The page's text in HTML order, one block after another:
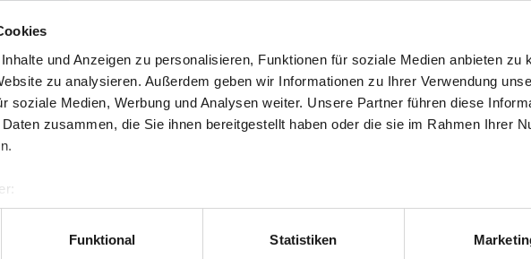
und Anzeigen zu personalisieren, Funktionen für soziale Medien anbieten zu
zu analysieren. Außerdem geben wir Informationen zu Ihrer Verwendung
soziale Medien, Werbung und Analysen weiter. Unsere Partner führen diese
zusammen, die Sie ihnen bereitgestellt haben oder die sie im Rahmen Ihrer
& Co KG
Funktional Statistiken
die urige Gemütlichkeit einer Berghütte und das
Sauna, Dampfbad, Erlebnisdusche und Whirlpool. Hier
der freistehenden Nostalgiebadewanne im
Beisammensein wurde ein modern-gemütlicher
Medientechnik eingerichtet. Eine große Terrasse mit Flat-
sowie der Hot-Tube laden zum Genießen im Freien ein.